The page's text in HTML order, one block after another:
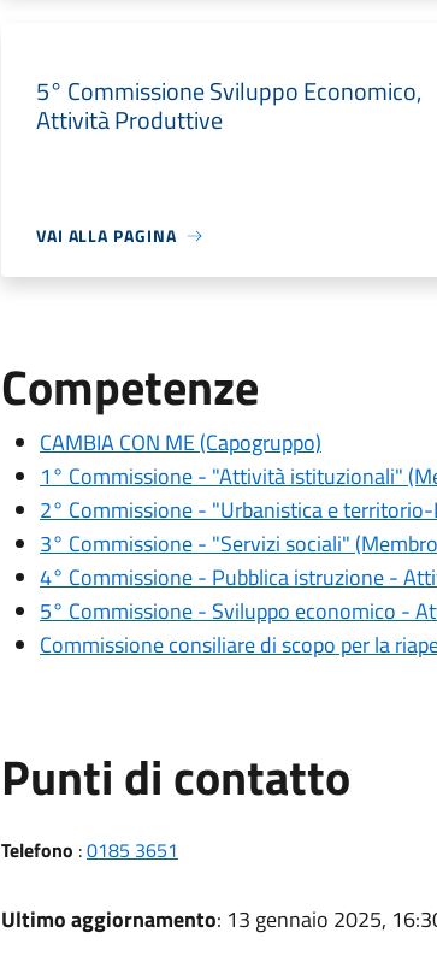
5° Commissione Sviluppo Economico,
Attività Produttive
VAI ALLA PAGINA
Competenze
CAMBIA CON ME (Capogruppo)
1° Commissione - "Attività istituzionali"
2° Commissione - "Urbanistica e
3° Commissione - "Servizi sociali"
4° Commissione - Pubblica istruzione -
5° Commissione - Sviluppo economico -
Commissione consiliare di scopo per la
Punti di contatto
Telefono :0185 3651
Ultimo aggiornamento: 13 gennaio 2025,